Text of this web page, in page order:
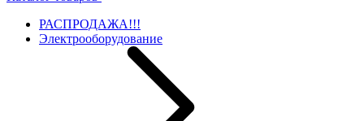
РАСПРОДАЖА!!!
Электрооборудование